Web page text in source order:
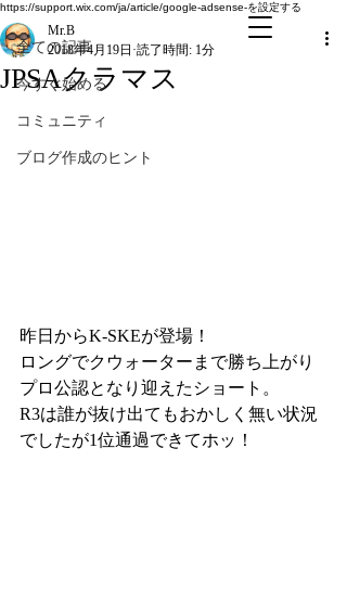
https://support.wix.com/ja/article/google-adsense-を設定する
全ての記事
今すぐ始める
コミュニティ
ブログ作成のヒント
JPSAクラマス
Mr.B
2018年4月19日 読了時間: 1分
昨日からK-SKEが登場！
ロングでクウォーターまで勝ち上がり
プロ公認となり迎えたショート。
R3は誰が抜け出てもおかしく無い状況
でしたが1位通過できてホッ！